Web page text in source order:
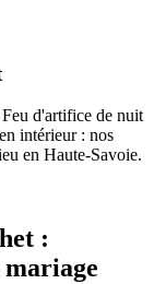
d'artifice de nuit
intérieur : nos
en Haute-Savoie.
: